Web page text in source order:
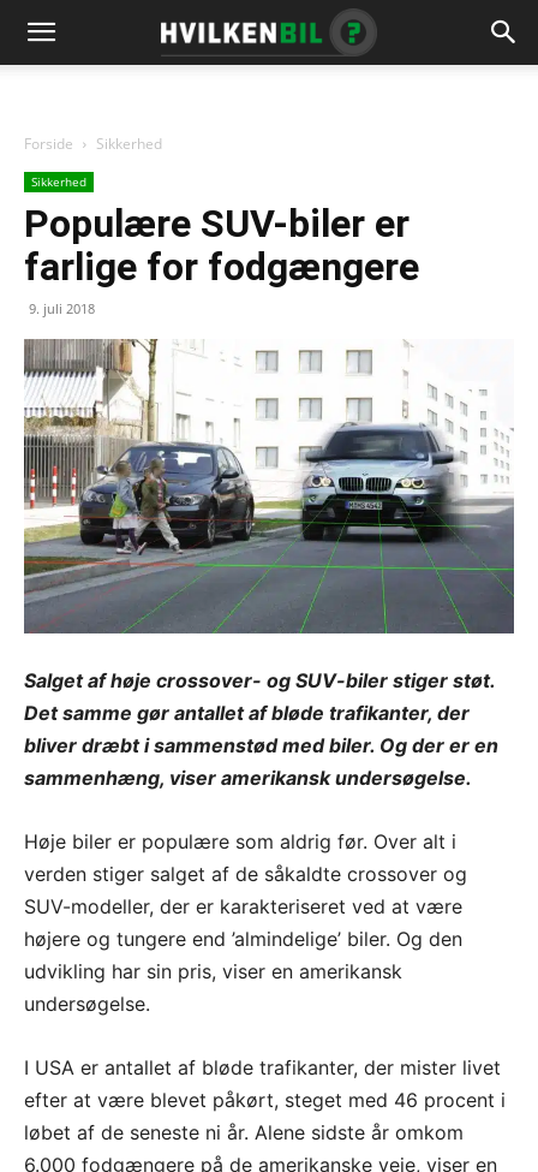
Forside Sikkerhed
Sikkerhed
Populære SUV-biler er
farlige for fodgængere
9. juli 2018
Salget af høje crossover- og SUV-biler stiger støt.
Det samme gør antallet af bløde trafikanter, der
bliver dræbt i sammenstød med biler. Og der er en
sammenhæng, viser amerikansk undersøgelse.
Høje biler er populære som aldrig før. Over alt i
verden stiger salget af de såkaldte crossover og
SUV-modeller, der er karakteriseret ved at være
højere og tungere end ’almindelige’ biler. Og den
udvikling har sin pris, viser en amerikansk
undersøgelse.
I USA er antallet af bløde trafikanter, der mister livet
efter at være blevet påkørt, steget med 46 procent i
løbet af de seneste ni år. Alene sidste år omkom
6.000 fodgængere på de amerikanske veje, viser en